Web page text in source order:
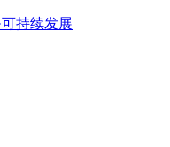
持续发展